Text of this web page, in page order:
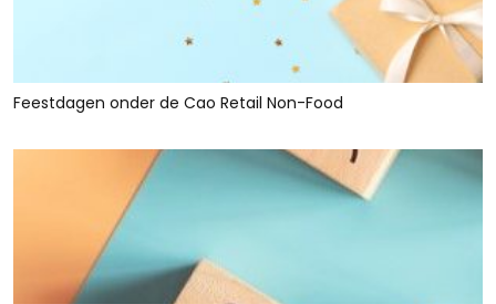
Feestdagen onder de Cao Retail Non-Food